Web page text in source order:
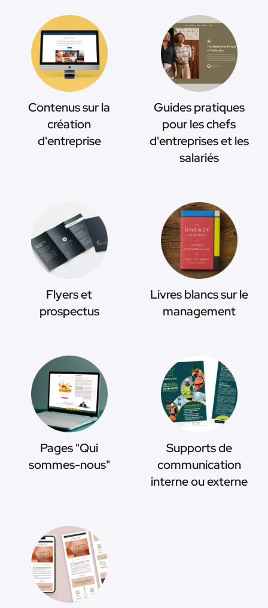
Contenus sur la
création
d'entreprise
Guides pratiques
pour les chefs
d'entreprises et les
salariés
Flyers et
prospectus
Livres blancs sur le
management
Pages "Qui
sommes-nous"
Supports de
communication
interne ou externe